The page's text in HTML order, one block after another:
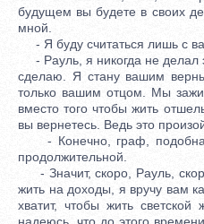
будущем вы будете в своих
мной.
- Я буду считаться лишь с
- Рауль, я никогда не делал
сделаю. Я стану вашим
только вашим отцом. Мы
вместо того чтобы жить
вы вернетесь. Ведь это
- Конечно, граф,
продолжительной.
- Значит, скоро, Рауль,
жить на доходы, я вручу вам
хватит, чтобы жить
надеюсь, что до этого